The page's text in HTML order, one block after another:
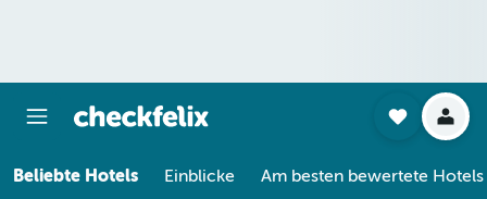
Beliebte Hotels Einblicke Am besten bewertete Hotels